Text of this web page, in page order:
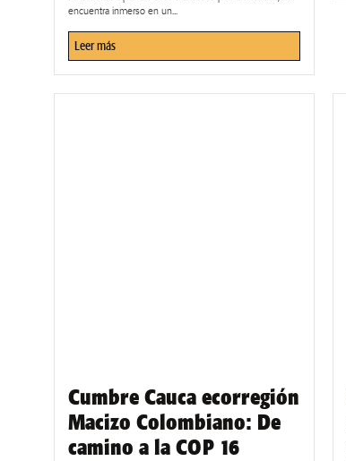
encuentra inmerso en un...
Leer más
Cumbre Cauca ecorregión
Macizo Colombiano: De
camino a la COP 16